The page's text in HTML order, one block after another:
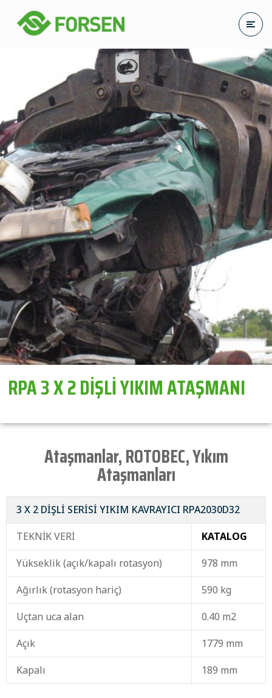
RPA 3 X 2 DİŞLİ YIKIM ATAŞMANI
Ataşmanlar,ROTOBEC,Yıkım
Ataşmanları
3 X 2 DİŞLİ SERİSİ YIKIM KAVRAYICI RPA2030D32
TEKNİK VERİ
KATALOG
Yükseklik (açık/kapalı rotasyon)
978 mm
Ağırlık (rotasyon hariç)
590 kg
Uçtan uca alan
0.40 m2
Açık
1779 mm
Kapalı
189 mm